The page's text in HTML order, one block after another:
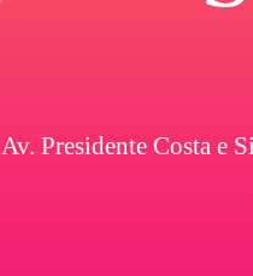
Av. Presidente Costa e